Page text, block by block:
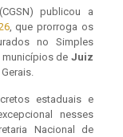
publicou a
, que prorroga os
no Simples
municípios deJuiz
estaduais e
nesses
Nacional de